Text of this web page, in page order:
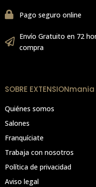
Pago seguro online
Envío Gratuito en 72
compra
SOBRE EXTENSIONmania
Quiénes somos
Salones
Franquíciate
Trabaja con nosotros
Política de privacidad
Aviso legal